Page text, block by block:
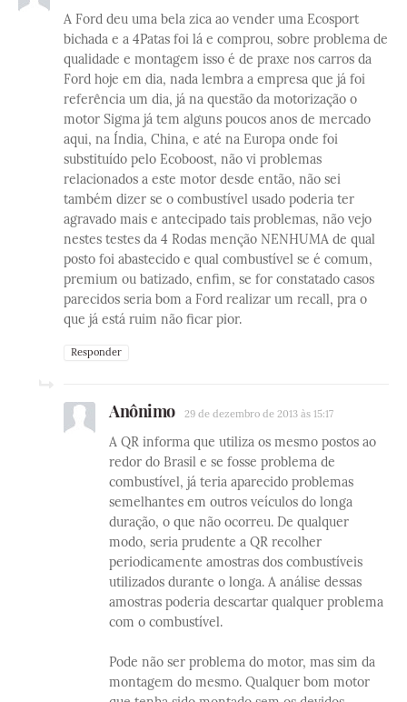
A Ford deu uma bela zica ao vender uma Ecosport
bichada e a 4Patas foi lá e comprou, sobre problema de
qualidade e montagem isso é de praxe nos carros da
Ford hoje em dia, nada lembra a empresa que já foi
referência um dia, já na questão da motorização o
motor Sigma já tem alguns poucos anos de mercado
aqui, na Índia, China, e até na Europa onde foi
substituído pelo Ecoboost, não vi problemas
relacionados a este motor desde então, não sei
também dizer se o combustível usado poderia ter
agravado mais e antecipado tais problemas, não vejo
nestes testes da 4 Rodas menção NENHUMA de qual
posto foi abastecido e qual combustível se é comum,
premium ou batizado, enfim, se for constatado casos
parecidos seria bom a Ford realizar um recall, pra o
que já está ruim não ficar pior.
Responder
Anônimo 29 de dezembro de 2013 às 15:17
A QR informa que utiliza os mesmo postos ao
redor do Brasil e se fosse problema de
combustível, já teria aparecido problemas
semelhantes em outros veículos do longa
duração, o que não ocorreu. De qualquer
modo, seria prudente a QR recolher
periodicamente amostras dos combustíveis
utilizados durante o longa. A análise dessas
amostras poderia descartar qualquer problema
com o combustível.
Pode não ser problema do motor, mas sim da
montagem do mesmo. Qualquer bom motor